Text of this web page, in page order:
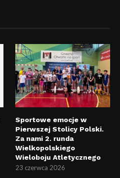
Sportowe emocje w
Pierwszej Stolicy Polski.
Za nami 2. runda
Wielkopolskiego
Wieloboju Atletycznego
23 czerwca 2026